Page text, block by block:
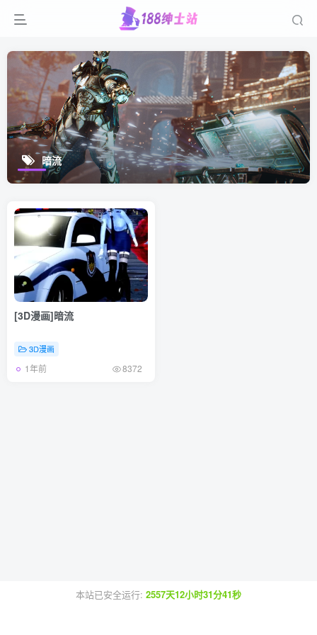
暗流
[3D漫画]暗流
3D漫画
1年前 8372
本站已安全运行: 2557天12小时31分41秒